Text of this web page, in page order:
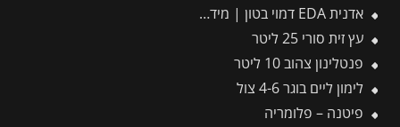
אדנית EDA דמוי בטון | מידות 78.5X29.5X60 ס"מ | אפור כהה
עץ זית סורי 25 ליטר
פנטלינון צהוב 10 ליטר
לימון ליים בוגר 4-6 צול
פיטנה – פלומריה